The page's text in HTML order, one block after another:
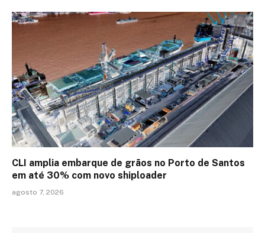
CLI amplia embarque de grãos no Porto de Santos
em até 30% com novo shiploader
agosto 7, 2026